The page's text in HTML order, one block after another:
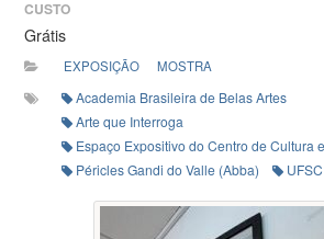
CUSTO
Grátis
EXPOSIÇÃO MOSTRA
Academia Brasileira de Belas Artes
Arte que Interroga
Espaço Expositivo do Centro de Cultura
Péricles Gandi do Valle (Abba)
UFSC